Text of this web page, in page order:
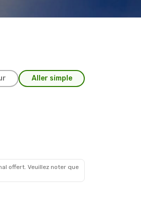
Aller simple
offert. Veuillez noter que